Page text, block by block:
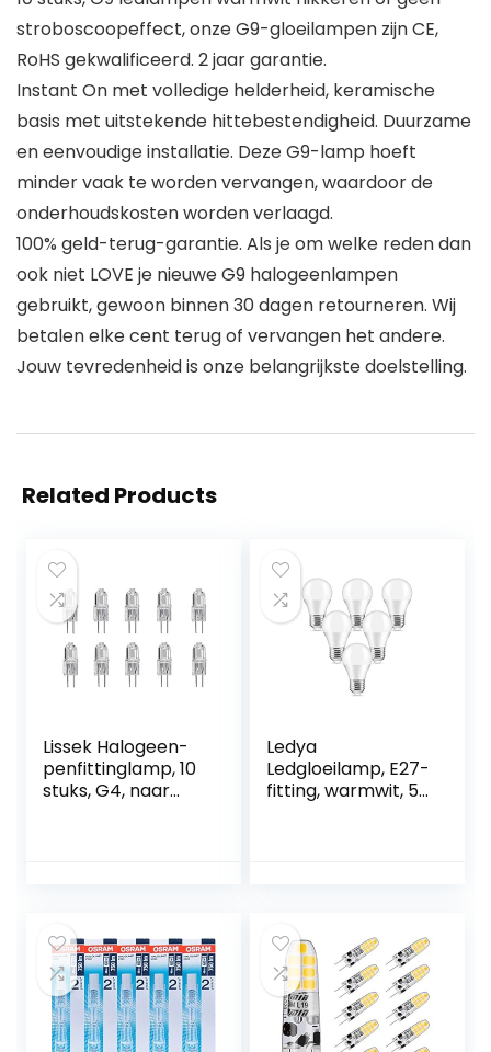
stroboscoopeffect, onze G9-gloeilampen zijn CE,
RoHS gekwalificeerd. 2 jaar garantie.
Instant On met volledige helderheid, keramische
basis met uitstekende hittebestendigheid. Duurzame
en eenvoudige installatie. Deze G9-lamp hoeft
minder vaak te worden vervangen, waardoor de
onderhoudskosten worden verlaagd.
100% geld-terug-garantie. Als je om welke reden dan
ook niet LOVE je nieuwe G9 halogeenlampen
gebruikt, gewoon binnen 30 dagen retourneren. Wij
betalen elke cent terug of vervangen het andere.
Jouw tevredenheid is onze belangrijkste doelstelling.
Related Products
Lissek Halogeen-
penfittinglamp, 10
stuks, G4, naar
Ledya
Ledgloeilamp, E27-
fitting, warmwit, 5